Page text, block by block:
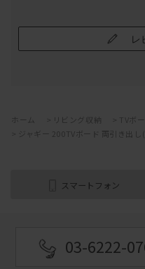
レ
ホーム リビング収納
TVボー
ジャギー 200TVボード 両引き出
スマートフォン
03-6222-